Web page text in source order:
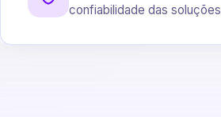
confiabilidade das soluções